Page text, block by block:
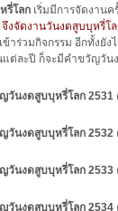
รี่โลก เริ่มมีการจัดงาน
งจัดงานวันงดสูบบุหรี่โ
าร่วมกิจกรรม อีกทั้งยั
แต่ละปี ก็จะมีคำขวัญวั
วันงดสูบบุหรี่โลก 2531
วันงดสูบบุหรี่โลก 2532
วันงดสูบบุหรี่โลก 2533
วันงดสูบบุหรี่โลก 2534